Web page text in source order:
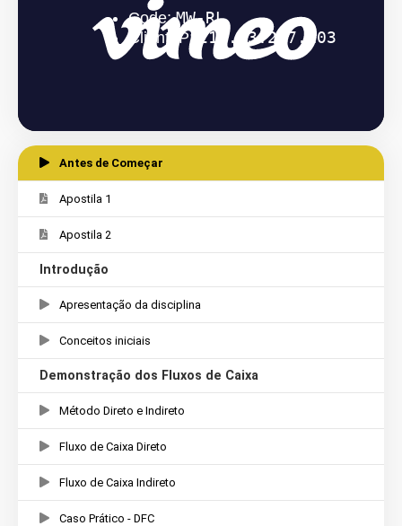
Antes de Começar
Apostila 1
Apostila 2
Introdução
Apresentação da disciplina
Conceitos iniciais
Demonstração dos Fluxos de Caixa
Método Direto e Indireto
Fluxo de Caixa Direto
Fluxo de Caixa Indireto
Caso Prático - DFC